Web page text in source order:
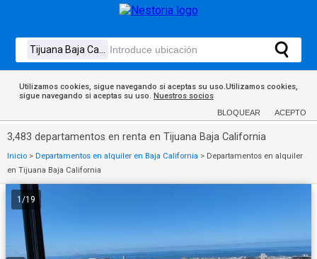
Utilizamos cookies, sigue navegando si aceptas su uso.Utilizamos cookies,
sigue navegando si aceptas su uso. Nuestros socios
BLOQUEAR ACEPTO
3,483 departamentos en renta en Tijuana Baja California
Inicio > Departamentos en alquiler en Baja California > Departamentos en alquiler
en Tijuana Baja California
1/19